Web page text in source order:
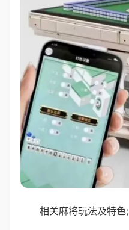
相关麻将玩法及特色;